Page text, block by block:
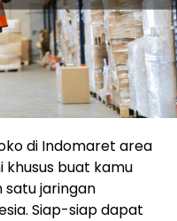
di Indomaret area
khusus buat kamu
satu jaringan
Siap-siap dapat